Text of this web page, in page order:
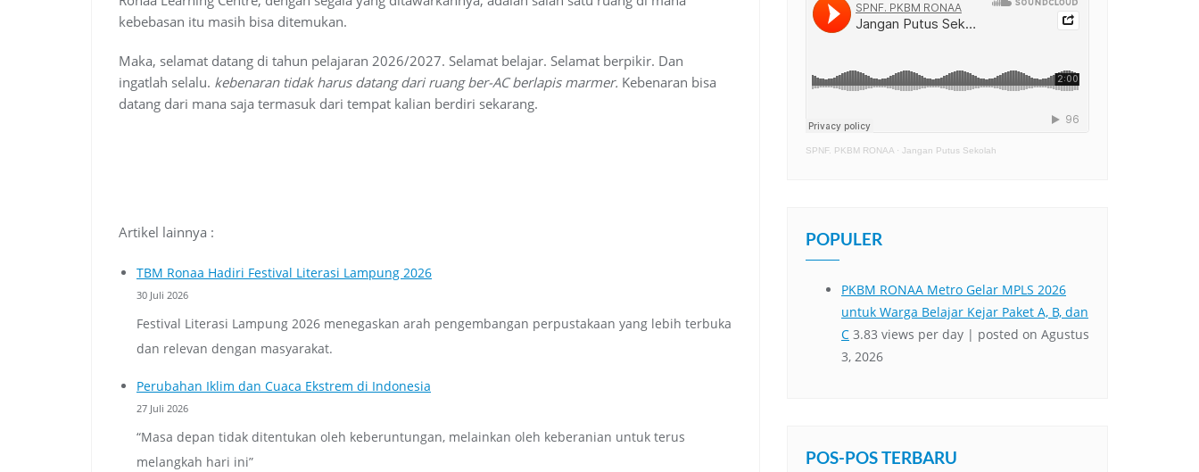
kebebasan itu masih bisa ditemukan.
Maka, selamat datang di tahun pelajaran 2026/2027. Selamat belajar. Selamat berpikir. Dan
ingatlah selalu. kebenaran tidak harus datang dari ruang ber-AC berlapis marmer. Kebenaran bisa
datang dari mana saja termasuk dari tempat kalian berdiri sekarang.
Artikel lainnya :
TBM Ronaa Hadiri Festival Literasi Lampung 2026
30 Juli 2026
Festival Literasi Lampung 2026 menegaskan arah pengembangan perpustakaan yang lebih terbuka
dan relevan dengan masyarakat.
Perubahan Iklim dan Cuaca Ekstrem di Indonesia
27 Juli 2026
“Masa depan tidak ditentukan oleh keberuntungan, melainkan oleh keberanian untuk terus
melangkah hari ini”
SPNF. PKBM RONAA · Jangan Putus Sekolah
POPULER
POS-POS TERBARU